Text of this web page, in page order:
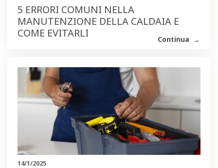
5 ERRORI COMUNI NELLA
MANUTENZIONE DELLA CALDAIA E
COME EVITARLI
Continua
14/1/2025